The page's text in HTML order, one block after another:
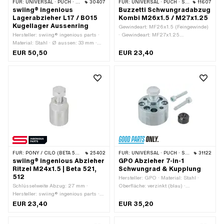
FÜR: UNIVERSAL · PUCH · SACHS 30407
swiing® ingenious
Lagerabzieher L17 / BO15
Kugellager Aussenring
Hersteller: swiing® ingenious parts ·
Material: Stahl · Ø aussen: 33 mm ·
Anwendungsbereich: Spezialwerkzeug
EUR 50,50
FÜR: UNIVERSAL · PUCH · SACHS 11607
Buzzetti Schwungradabzug
Kombi M26x1.5 / M27x1.25
Gewindeart: MF26x1.5 (Feingewinde)
· Gewindeart: MF27x1.25
27 mm · Schlüsselweite Schraube: 19
mm · Hersteller: Buzzetti ·
Montagewerkzeug
EUR 23,40
FÜR: PONY / CILO (BETA 521 & 512) 25402
swiing® ingenious Abzieher
Ritzel M24x1.5 | Beta 521,
512
Schlüsselweite Abzug: 27 mm ·
Hersteller: swiing® ingenious parts ·
Abzugtiefe innen: 23 mm ·
Schlüsselweite Schraube: 22 mm ·
EUR 23,40
FÜR: UNIVERSAL · PUCH · SACHS · PIAGGIO 31122
GPO Abzieher 7-in-1
Schwungrad & Kupplung
Hersteller: GPO · Material: Stahl ·
Oberfläche: verzinkt (blau) ·
(Standardgewinde) · Schlüsselweite
Schraube: 17 mm ·
EUR 35,20